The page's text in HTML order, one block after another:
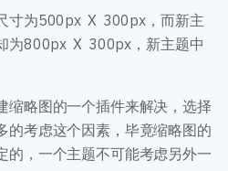
寸为500px X 300px，而新主
为800px X 300px，新主题中
缩略图的一个插件来解决，选择
的考虑这个因素，毕竟缩略图的
的，一个主题不可能考虑另外一